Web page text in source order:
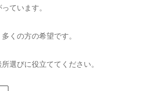
ています。
くの方の希望です。
選びに役立ててください。